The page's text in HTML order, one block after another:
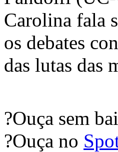
Carolina fala
os debates
das lutas das
?Ouça sem
?Ouça no